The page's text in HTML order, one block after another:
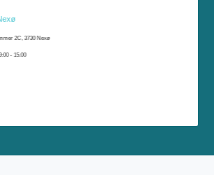
2C, 3730 Nexø
- 15.00